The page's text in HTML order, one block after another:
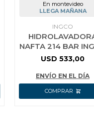
En montevideo
LLEGA MAÑANA
INGCO
NAFTA 214 BAR
GHPW2003
USD 533,00
ENVÍO EN EL DÍA